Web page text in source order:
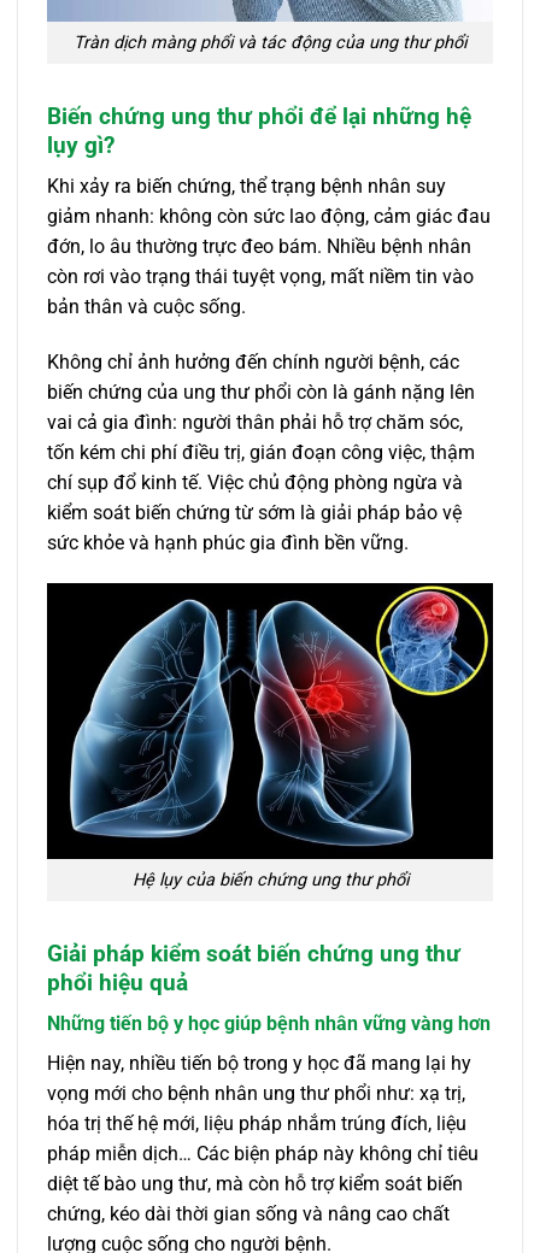
Tràn dịch màng phổi và tác động của ung thư phổi
Biến chứng ung thư phổi để lại những hệ
lụy gì?
Khi xảy ra biến chứng, thể trạng bệnh nhân suy
giảm nhanh: không còn sức lao động, cảm giác đau
đớn, lo âu thường trực đeo bám. Nhiều bệnh nhân
còn rơi vào trạng thái tuyệt vọng, mất niềm tin vào
bản thân và cuộc sống.
Không chỉ ảnh hưởng đến chính người bệnh, các
biến chứng của ung thư phổi còn là gánh nặng lên
vai cả gia đình: người thân phải hỗ trợ chăm sóc,
tốn kém chi phí điều trị, gián đoạn công việc, thậm
chí sụp đổ kinh tế. Việc chủ động phòng ngừa và
kiểm soát biến chứng từ sớm là giải pháp bảo vệ
sức khỏe và hạnh phúc gia đình bền vững.
Hệ lụy của biến chứng ung thư phổi
Giải pháp kiểm soát biến chứng ung thư
phổi hiệu quả
Những tiến bộ y học giúp bệnh nhân vững vàng hơn
Hiện nay, nhiều tiến bộ trong y học đã mang lại hy
vọng mới cho bệnh nhân ung thư phổi như: xạ trị,
hóa trị thế hệ mới, liệu pháp nhắm trúng đích, liệu
pháp miễn dịch… Các biện pháp này không chỉ tiêu
diệt tế bào ung thư, mà còn hỗ trợ kiểm soát biến
chứng, kéo dài thời gian sống và nâng cao chất
lượng cuộc sống cho người bệnh.